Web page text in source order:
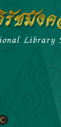
ชมัง
Library
C